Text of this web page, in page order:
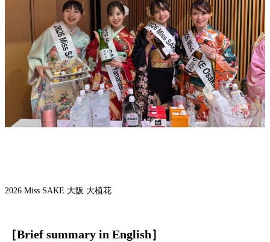
2026 Miss SAKE 大阪 大植花
［Brief summary in English］